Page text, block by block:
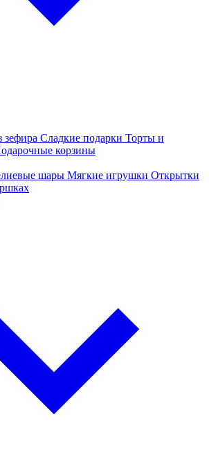
зефира Сладкие подарки Торты и
корзины
шары Мягкие игрушки Открытки